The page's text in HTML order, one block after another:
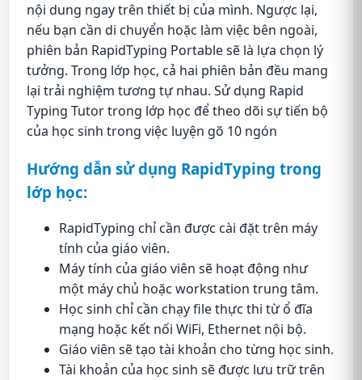
nội dung ngay trên thiết bị của mình. Ngược lại,
nếu bạn cần di chuyển hoặc làm việc bên ngoài,
phiên bản RapidTyping Portable sẽ là lựa chọn lý
tưởng. Trong lớp học, cả hai phiên bản đều mang
lại trải nghiệm tương tự nhau. Sử dụng Rapid
Typing Tutor trong lớp học để theo dõi sự tiến bộ
của học sinh trong việc luyện gõ 10 ngón
Hướng dẫn sử dụng RapidTyping trong
lớp học:
RapidTyping chỉ cần được cài đặt trên máy
tính của giáo viên.
Máy tính của giáo viên sẽ hoạt động như
một máy chủ hoặc workstation trung tâm.
Học sinh chỉ cần chạy file thực thi từ ổ đĩa
mạng hoặc kết nối WiFi, Ethernet nội bộ.
Giáo viên sẽ tạo tài khoản cho từng học sinh.
Tài khoản của học sinh sẽ được lưu trữ trên